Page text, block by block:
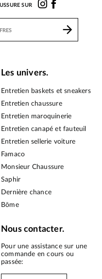
SUR
Les univers.
Entretien baskets et sneakers
Entretien chaussure
Entretien maroquinerie
Entretien canapé et fauteuil
Entretien sellerie voiture
Famaco
Monsieur Chaussure
Saphir
Dernière chance
Bōme
Nous contacter.
Pour une assistance sur une
commande en cours ou
passée: